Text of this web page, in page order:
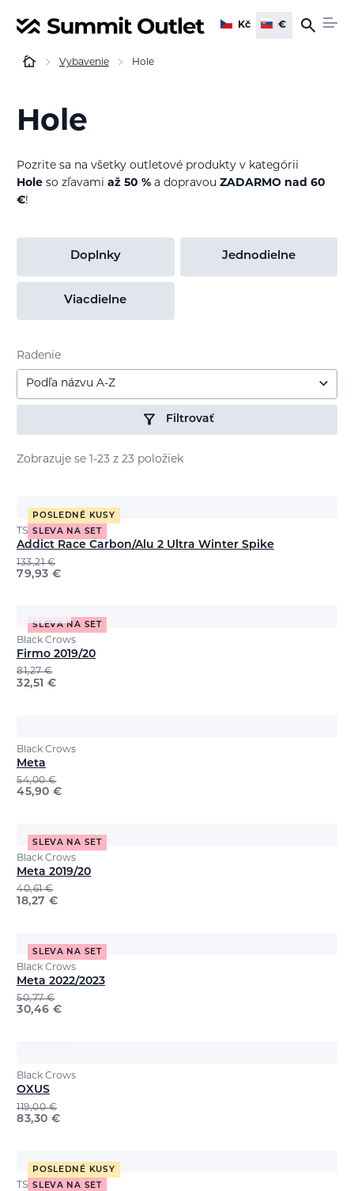
Kč €
Vybavenie Hole
Hole
Pozrite sa na všetky outletové produkty v kategórii
Hole so zľavami až 50 % a dopravou ZADARMO nad 60
€!
Doplnky Jednodielne
Viacdielne
Radenie
Podľa názvu A-Z
Filtrovať
Zobrazuje se 1-23 z 23 položiek
POSLEDNÉ KUSY
SLEVA NA SET
TSL
Addict Race Carbon/Alu 2 Ultra Winter Spike
133,21€
79,93 €
SLEVA NA SET
Black Crows
Firmo 2019/20
81,27€
32,51 €
Black Crows
Meta
54,00€
45,90 €
SLEVA NA SET
Black Crows
Meta 2019/20
40,61€
18,27 €
SLEVA NA SET
Black Crows
Meta 2022/2023
50,77€
30,46 €
Black Crows
OXUS
119,00€
83,30 €
POSLEDNÉ KUSY
SLEVA NA SET
TSL